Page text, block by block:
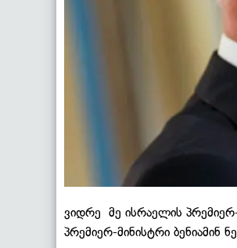
ვიდრე მე ისრაელის
პრემიერ-მინისტრი ბენიამინ